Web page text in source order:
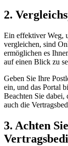
2.
Ein effektiver Weg,
vergleichen, sind
ermöglichen es
auf einen Blick zu
Geben Sie Ihre
ein, und das Portal
Beachten Sie dabei,
auch die
3. Achten